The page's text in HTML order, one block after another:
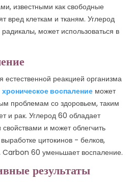
известными как свободные
вред клеткам и тканям. Углерод
может использоваться в
естественной реакцией организма
хроническое воспаление может
проблемам со здоровьем, таким
и рак. Углерод 60 обладает
и может облегчить
цитокинов - белков,
60 уменьшает воспаление.
результаты